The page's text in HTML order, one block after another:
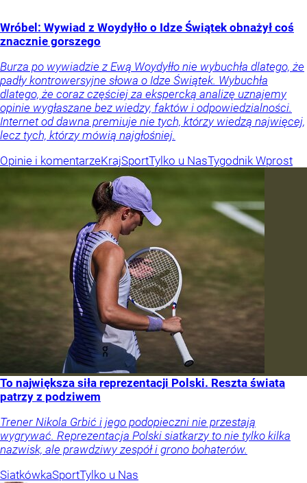
Wróbel: Wywiad z Woydyłło o Idze Świątek obnażył coś
znacznie gorszego
Burza po wywiadzie z Ewą Woydyłło nie wybuchła dlatego, że
padły kontrowersyjne słowa o Idze Świątek. Wybuchła
dlatego, że coraz częściej za ekspercką analizę uznajemy
opinie wygłaszane bez wiedzy, faktów i odpowiedzialności.
Internet od dawna premiuje nie tych, którzy wiedzą najwięcej,
lecz tych, którzy mówią najgłośniej.
Opinie i komentarzeKrajSportTylko u NasTygodnik Wprost
To największa siła reprezentacji Polski. Reszta świata
patrzy z podziwem
Trener Nikola Grbić i jego podopieczni nie przestają
wygrywać. Reprezentacja Polski siatkarzy to nie tylko kilka
nazwisk, ale prawdziwy zespół i grono bohaterów.
SiatkówkaSportTylko u Nas